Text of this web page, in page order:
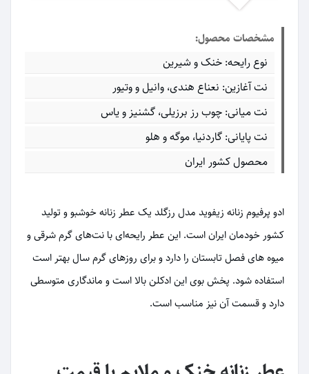
مشخصات محصول:
نوع رایحه: خنک و شیرین
نت آغازین: نعناع هندی، وانیل و وتیور
نت میانی: چوب رز برزیلی، گشنیز و یاس
نت پایانی: گاردنیا، موگه و هلو
محصول کشور ایران
ادو پرفیوم زنانه زیفوید مدل رزگلد یک عطر زنانه خوشبو و تولید
کشور خودمان ایران است. این عطر رایحه‌ای با نت‌های گرم شرقی و
میوه های فصل تابستان را دارد و برای روزهای گرم سال بهتر است
استفاده شود. پخش بوی این ادکلن بالا است و ماندگاری متوسطی
دارد و قسمت آن نیز مناسب است.